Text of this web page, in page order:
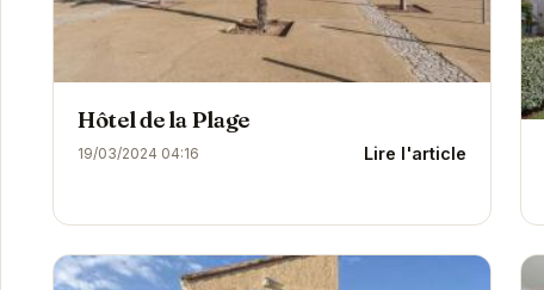
Hôtel de la Plage
19/03/2024 04:16 Lire l'article